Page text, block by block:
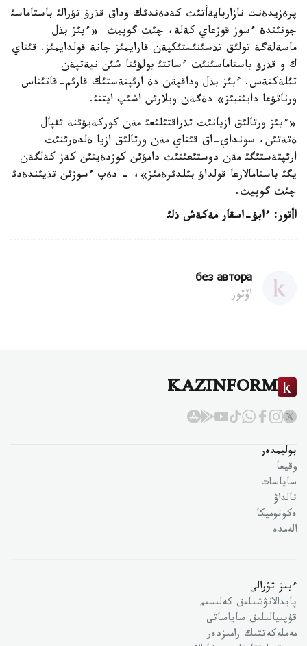
پرةزيدةنت نازاربايةأتئث كةدةندئك وداق قذرؤ تؤرالئ باستاماسئ
جونئندة ءسوز قوزعاي كةلة، چئث گوپيث «ءبئز بذل
ماسةلةگة تولئق تذسئنئستئكپةن قارايمئز جانة قولدايمئز. قئتاي
ك و قذرؤ باستاماسئنئث ءساتتئ بولؤئنا شئن نيةتپةن
تئلةكتةس. ءبئز بذل وداقپةن دة ارئپتةستئك قارئم-قاتئناس
ورناتؤعا دايئنبئز» دةگةن ويلارئن اشئپ ايتتئ.
«ءبئز ورتالئق ازيانئث تذراقتئلئعئ مةن كوركةيؤئنة ئقپال
ةتةتئن، سونداي-اق قئتاي مةن ورتالئق ازيا ةلدةرئنئث
ارئپتةستئگئ مةن دوستئعئنئث دامؤئن كوزدةيتئن كةز كةلگةن
يگئ باستامالارعا قولداؤ بئلدئرةمئز»، - دةپ ءسوزئن تذيئندةدئ
چئث گوپيث.
اأتور: ءابؤ-اسقار مةكةش ذلئ
без автора
اۆتور
KAZINFORM
بوليمدەر
وقيعا
ساياسات
تالداۋ
ەكونوميكا
الەمدە
ءبىز تۋرالى
پايدالانۋشىلىق كەلىسىم
قۇپىيالىلىق ساياساتى
مەملەكەتتىك رامىزدەر